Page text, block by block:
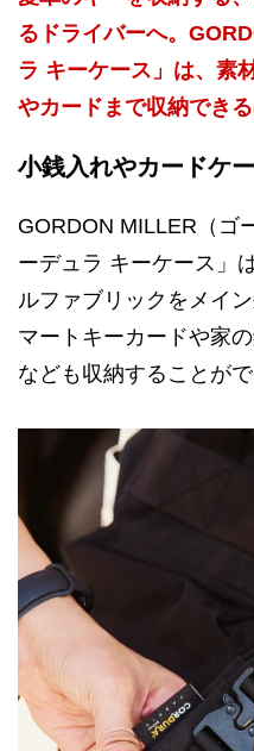
るドライバーへ。
ラ キーケース」は、素
やカードまで収納できる
小銭入れやカードケ
GORDON MILLER（ゴ
ーデュラ キーケース」
ルファブリックをメイ
マートキーカードや家
なども収納することがで